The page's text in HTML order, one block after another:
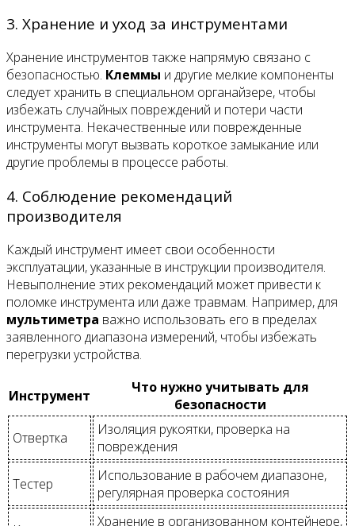
3. Хранение и уход за инструментами
Хранение инструментов также напрямую связано с
безопасностью. Клеммы и другие мелкие компоненты
следует хранить в специальном органайзере, чтобы
избежать случайных повреждений и потери части
инструмента. Некачественные или поврежденные
инструменты могут вызвать короткое замыкание или
другие проблемы в процессе работы.
4. Соблюдение рекомендаций
производителя
Каждый инструмент имеет свои особенности
эксплуатации, указанные в инструкции производителя.
Невыполнение этих рекомендаций может привести к
поломке инструмента или даже травмам. Например, для
мультиметра важно использовать его в пределах
заявленного диапазона измерений, чтобы избежать
перегрузки устройства.
Инструмент
Что нужно учитывать для
безопасности
Отвертка
Изоляция рукоятки, проверка на
повреждения
Тестер
Использование в рабочем диапазоне,
регулярная проверка состояния
Хранение в организованном контейнере,